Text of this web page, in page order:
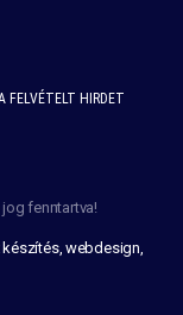
FELVÉTELT HIRDET
fenntartva!